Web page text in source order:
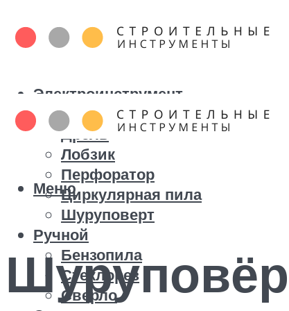
Электроинструмент
Болгарка
Дрель
Лобзик
Перфоратор
Циркулярная пила
Шуруповерт
Ручной
Бензопила
Стеклорез
Сверло
Меню